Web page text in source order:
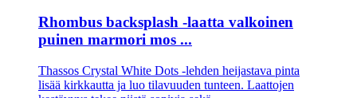
Rhombus backsplash -laatta valkoinen
puinen marmori mos ...
Thassos Crystal White Dots -lehden heijastava pinta
lisää kirkkautta ja luo tilavuuden tunteen. Laattojen